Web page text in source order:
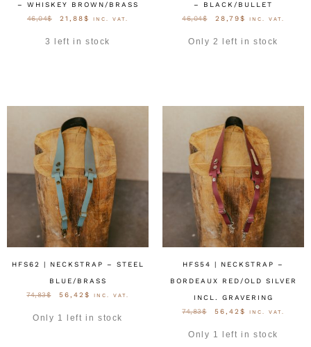
– WHISKEY BROWN/BRASS
46,04$ 21,88$ INC. VAT.
3 left in stock
– BLACK/BULLET
46,04$ 28,79$ INC. VAT.
Only 2 left in stock
HFS62 | NECKSTRAP – STEEL
BLUE/BRASS
74,83$ 56,42 $ INC. VAT.
Only 1 left in stock
HFS54 | NECKSTRAP –
BORDEAUX RED/OLD SILVER
INCL. GRAVERING
74,83$ 56,42 $ INC. VAT.
Only 1 left in stock